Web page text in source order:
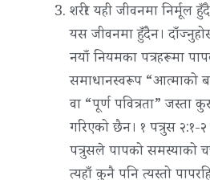
शरीर यही जीवनमा निर्मूल
यस जीवनमा हुँदैन।
नयाँ नियमका पत्रहरूमा
समाधानस्वरूप “आत्माको
वा “पूर्ण पवित्रता” जस्ता
गरिएको छैन। १ पत्रुस २:१-२
पत्रुसले पापको समस्याको